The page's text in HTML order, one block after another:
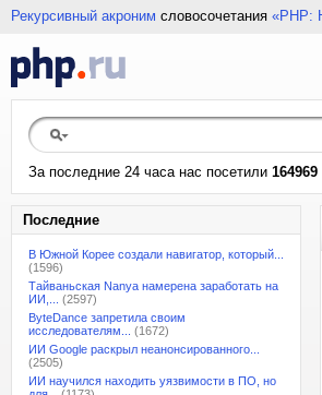
Рекурсивный акроним словосочетания «PHP:
За последние 24 часа нас посетили
Последние
В Южной Корее создали навигатор, который...
(1596)
Тайваньская Nanya намерена заработать на
ИИ,...
(2597)
ByteDance запретила своим
исследователям...
(1672)
ИИ Google раскрыл неанонсированного...
(2505)
ИИ научился находить уязвимости в ПО, но